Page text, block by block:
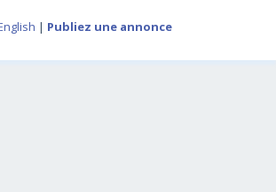
| Publiez une annonce